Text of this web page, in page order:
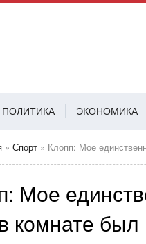
ПОЛИТИКА ЭКОНОМИКА
» Спорт » Клопп: Мое
Мое
комнате